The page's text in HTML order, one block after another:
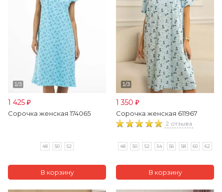
1 425 ₽
Сорочка женская 174065
48 50 52
1 350 ₽
Сорочка женская 611967
2 отзыва
48 50 52 54 56 58 60 62